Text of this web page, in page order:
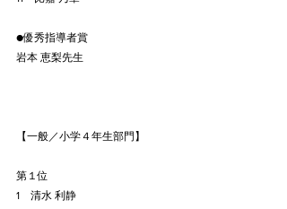
●優秀指導者賞
岩本 恵梨先生
【一般／小学４年生部門】
第１位
1　清水 利静